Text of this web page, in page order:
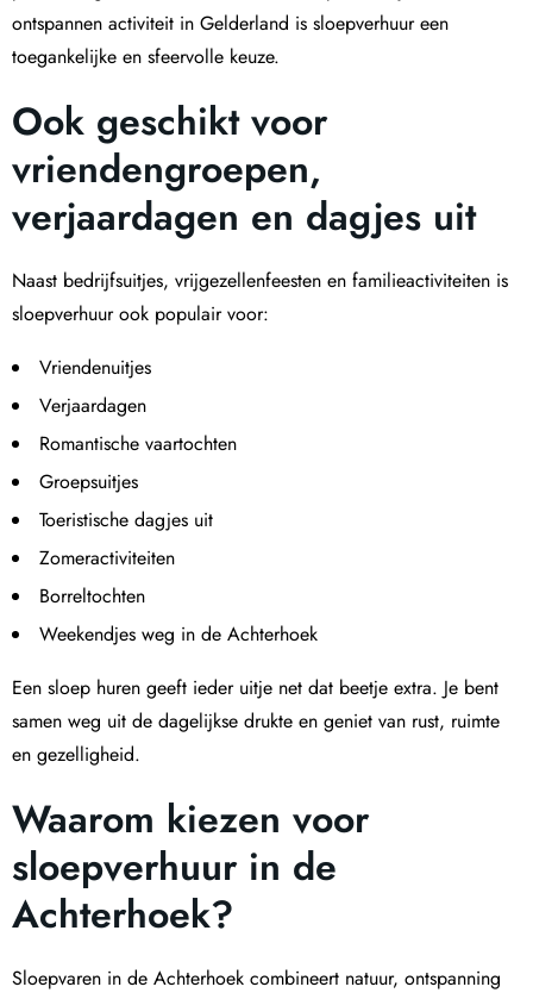
ontspannen activiteit in Gelderland is sloepverhuur een
toegankelijke en sfeervolle keuze.
Ook geschikt voor
vriendengroepen,
verjaardagen en dagjes uit
Naast bedrijfsuitjes, vrijgezellenfeesten en familieactiviteiten is
sloepverhuur ook populair voor:
Vriendenuitjes
Verjaardagen
Romantische vaartochten
Groepsuitjes
Toeristische dagjes uit
Zomeractiviteiten
Borreltochten
Weekendjes weg in de Achterhoek
Een sloep huren geeft ieder uitje net dat beetje extra. Je bent
samen weg uit de dagelijkse drukte en geniet van rust, ruimte
en gezelligheid.
Waarom kiezen voor
sloepverhuur in de
Achterhoek?
Sloepvaren in de Achterhoek combineert natuur, ontspanning